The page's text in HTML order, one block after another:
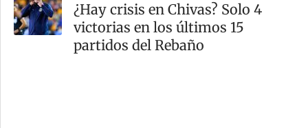
¿Hay crisis en Chivas? Solo 4
victorias en los últimos 15
partidos del Rebaño